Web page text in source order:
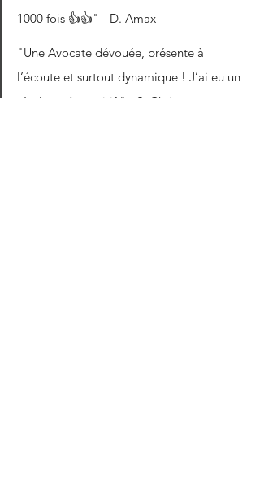
1000 fois 👍👍" - D. Amax
"Une Avocate dévouée, présente à
l’écoute et surtout dynamique ! J’ai eu un
résultat très positif." - S. Christ